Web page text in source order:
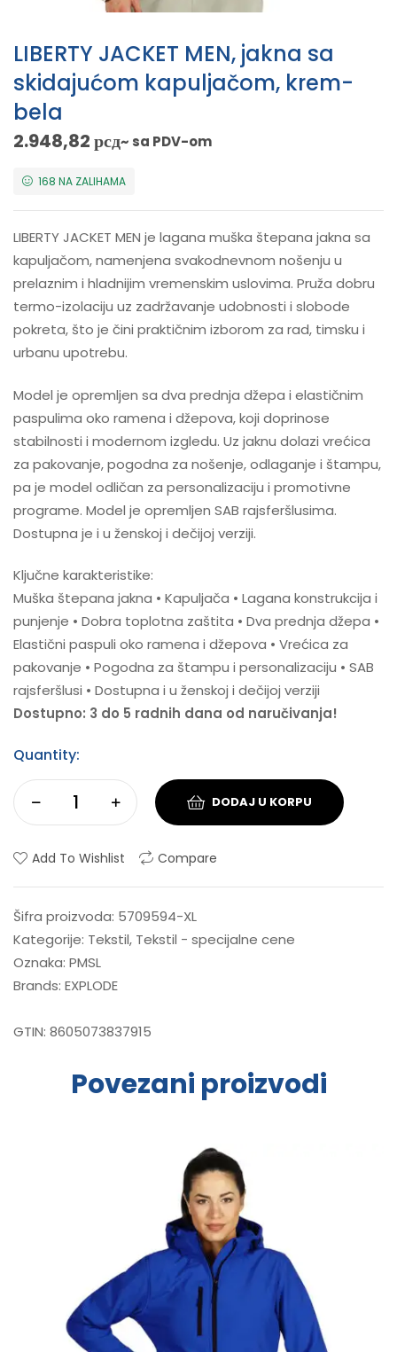
LIBERTY JACKET MEN, jakna sa
skidajućom kapuljačom, krem-
bela
2.948,82рсд~ sa PDV-om
168 NA ZALIHAMA
LIBERTY JACKET MEN je lagana muška štepana jakna sa
kapuljačom, namenjena svakodnevnom nošenju u
prelaznim i hladnijim vremenskim uslovima. Pruža dobru
termo-izolaciju uz zadržavanje udobnosti i slobode
pokreta, što je čini praktičnim izborom za rad, timsku i
urbanu upotrebu.
Model je opremljen sa dva prednja džepa i elastičnim
paspulima oko ramena i džepova, koji doprinose
stabilnosti i modernom izgledu. Uz jaknu dolazi vrećica
za pakovanje, pogodna za nošenje, odlaganje i štampu,
pa je model odličan za personalizaciju i promotivne
programe. Model je opremljen SAB rajsferšlusima.
Dostupna je i u ženskoj i dečijoj verziji.
Ključne karakteristike:
Muška štepana jakna • Kapuljača • Lagana konstrukcija i
punjenje • Dobra toplotna zaštita • Dva prednja džepa •
Elastični paspuli oko ramena i džepova • Vrećica za
pakovanje • Pogodna za štampu i personalizaciju • SAB
rajsferšlusi • Dostupna i u ženskoj i dečijoj verziji
Dostupno: 3 do 5 radnih dana od naručivanja!
Quantity:
DODAJ U KORPU
Add To Wishlist Compare
Šifra proizvoda: 5709594-XL
Kategorije: Tekstil, Tekstil - specijalne cene
Oznaka: PMSL
Brands: EXPLODE
GTIN: 8605073837915
Povezani proizvodi